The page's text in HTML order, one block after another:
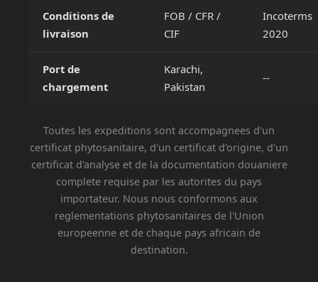
Conditions de
livraison
FOB / CFR /
CIF
Incoterms
2020
Port de
chargement
Karachi,
Pakistan
--
Toutes les expeditions sont accompagnees d'un
certificat phytosanitaire, d'un certificat d'origine, d'un
certificat d'analyse et de la documentation douaniere
complete requise par les autorites du pays
importateur. Nous nous conformons aux
reglementations phytosanitaires de l'Union
europeenne et de chaque pays africain de
destination.